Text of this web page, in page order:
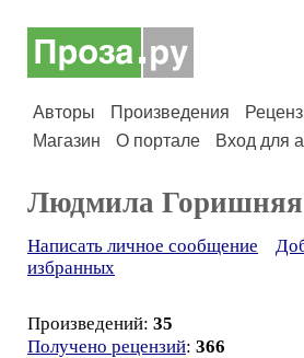
Авторы Произведения
Магазин
О портале Вход для
Людмила Горишняя
Написать личное сообщение
избранных
Произведений: 35
Получено рецензий: 366